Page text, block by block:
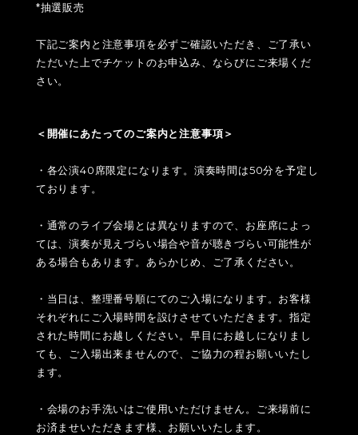
*抽選販売
下記ご案内と注意事項を必ずご確認いただき、ご了承い
ただいた上でチケットのお申込み、ならびにご来場くだ
さい。
＜開催にあたってのご案内と注意事項＞
・各公演40席限定になります。演奏時間は50分を予定し
ております。
・通常のライブ会場とは異なりますので、お座席によっ
ては、演奏が見えづらい場合や音が聴きづらい可能性が
ある場合もあります。あらかじめ、ご了承ください。
・当日は、整理番号順にてのご入場になります。お客様
それぞれにご入場時間を設けさせていただきます。指定
された時間にお越しください。早目にお越しになりまし
ても、ご入場出来ませんので、ご協力の程お願いいたし
ます。
・会場のお手洗いはご使用いただけません。ご来場前に
お済ませいただきます様、お願いいたします。